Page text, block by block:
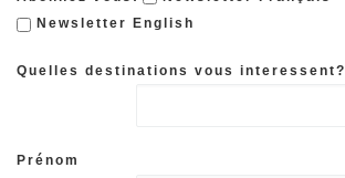
Newsletter English
Quelles destinations vous interessent?
Prénom